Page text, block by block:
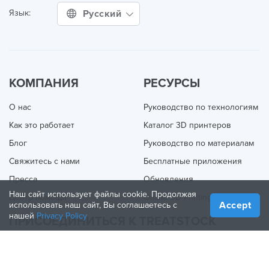
Язык: Русский
КОМПАНИЯ
О нас
Как это работает
Блог
Свяжитесь с нами
Пресса
Центр помощи
РЕСУРСЫ
Руководство по технологиям
Каталог 3D принтеров
Руководство по материалам
Бесплатные приложения
Обновления
Online 3D Printing
ПРИСОЕДИНИТЬСЯ К TREATSTOCK
Наш сайт использует файлы cookie. Продолжая
использовать наш сайт, Вы соглашаетесь с
нашей Privacy Policy
Accept